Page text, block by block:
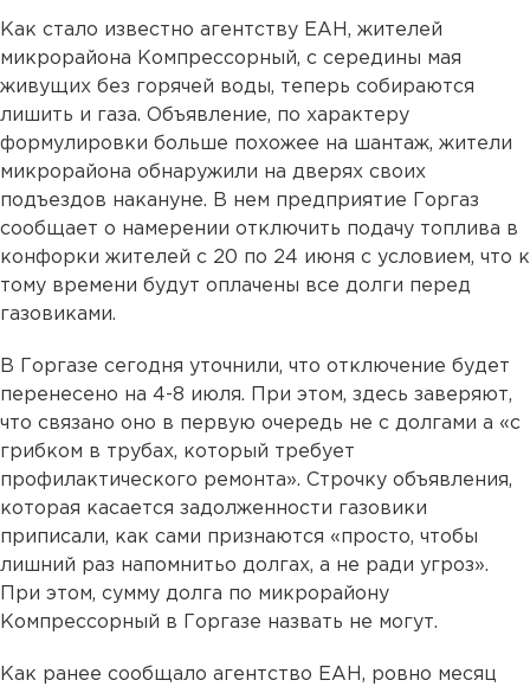
Как стало известно агентству ЕАН, жителей
микрорайона Компрессорный, с середины мая
живущих без горячей воды, теперь собираются
лишить и газа. Объявление, по характеру
формулировки больше похожее на шантаж, жители
микрорайона обнаружили на дверях своих
подъездов накануне. В нем предприятие Горгаз
сообщает о намерении отключить подачу топлива в
конфорки жителей с 20 по 24 июня с условием, что к
тому времени будут оплачены все долги перед
газовиками.
В Горгазе сегодня уточнили, что отключение будет
перенесено на 4-8 июля. При этом, здесь заверяют,
что связано оно в первую очередь не с долгами а «с
грибком в трубах, который требует
профилактического ремонта». Строчку объявления,
которая касается задолженности газовики
приписали, как сами признаются «просто, чтобы
лишний раз напомнитьо долгах, а не ради угроз».
При этом, сумму долга по микрорайону
Компрессорный в Горгазе назвать не могут.
Как ранее сообщало агентство ЕАН, ровно месяц